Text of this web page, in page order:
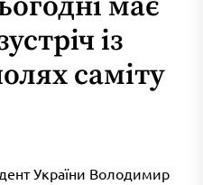
має
із
саміту
України Володимир